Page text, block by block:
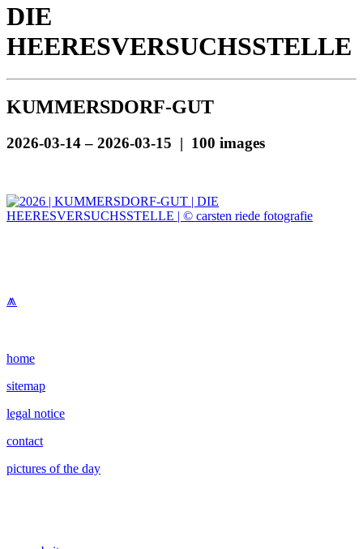
DIE
HEERESVERSUCHSSTELLE
KUMMERSDORF-GUT
2026-03-14 – 2026-03-15 | 100 images
⩕
home
sitemap
legal notice
contact
pictures of the day